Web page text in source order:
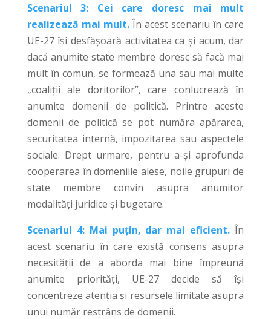
Scenariul 3: Cei care doresc mai mult
realizează mai mult.În acest scenariu în care
UE-27 își desfășoară activitatea ca și acum, dar
dacă anumite state membre doresc să facă mai
mult în comun, se formează una sau mai multe
„coaliții ale doritorilor”, care conlucrează în
anumite domenii de politică. Printre aceste
domenii de politică se pot număra apărarea,
securitatea internă, impozitarea sau aspectele
sociale. Drept urmare, pentru a-și aprofunda
cooperarea în domeniile alese, noile grupuri de
state membre convin asupra anumitor
modalități juridice și bugetare.
Scenariul 4: Mai puțin, dar mai eficient. În
acest scenariu în care există consens asupra
necesității de a aborda mai bine împreună
anumite priorități, UE-27 decide să își
concentreze atenția și resursele limitate asupra
unui număr restrâns de domenii.